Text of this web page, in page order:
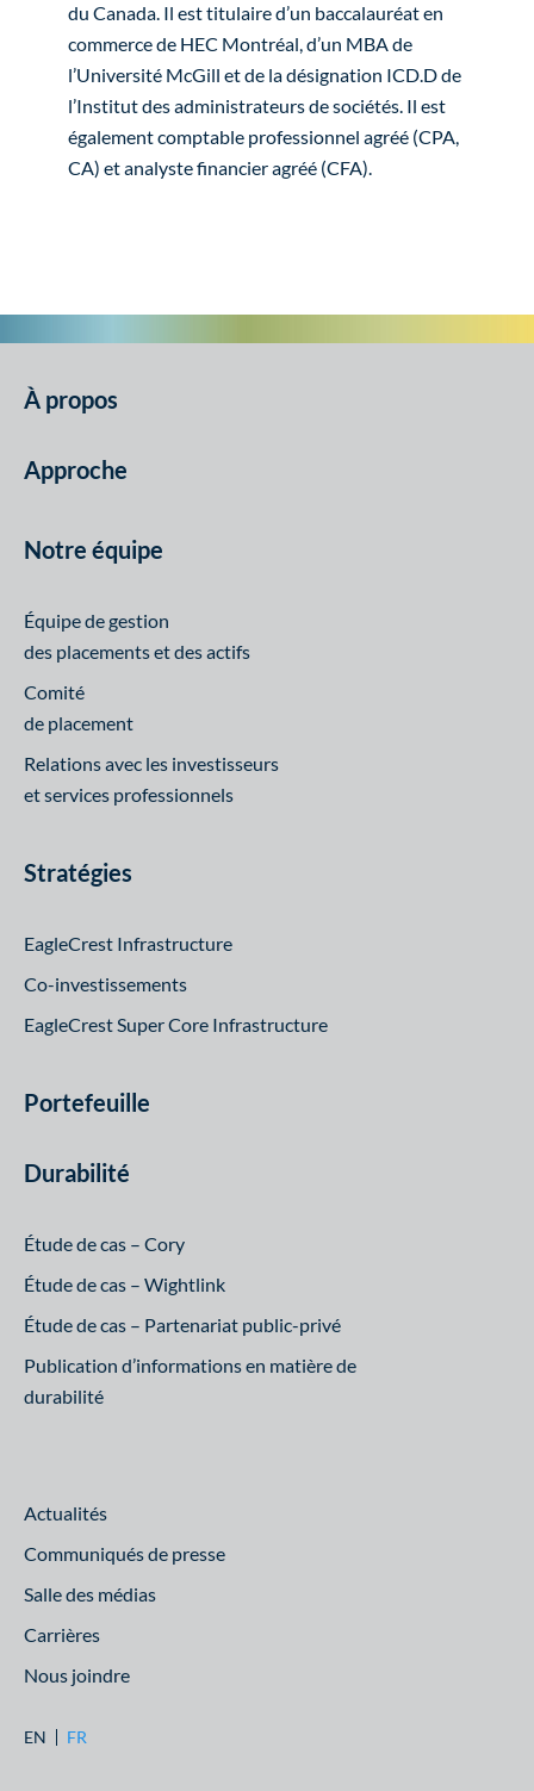
du Canada. Il est titulaire d’un baccalauréat en
commerce de HEC Montréal, d’un MBA de
l’Université McGill et de la désignation ICD.D de
l’Institut des administrateurs de sociétés. Il est
également comptable professionnel agréé (CPA,
CA) et analyste financier agréé (CFA).
À propos
Approche
Notre équipe
Équipe de gestion
des placements et des actifs
Comité
de placement
Relations avec les investisseurs
et services professionnels
Stratégies
EagleCrest Infrastructure
Co-investissements
EagleCrest Super Core Infrastructure
Portefeuille
Durabilité
Étude de cas – Cory
Étude de cas – Wightlink
Étude de cas – Partenariat public-privé
Publication d’informations en matière de
durabilité
Actualités
Communiqués de presse
Salle des médias
Carrières
Nous joindre
EN FR